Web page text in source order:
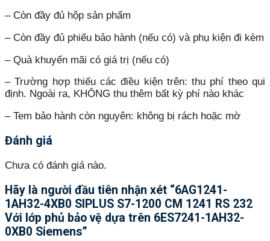
– Còn đầy đủ hộp sản phẩm
– Còn đầy đủ phiếu bảo hành (nếu có) và phụ kiện đi kèm
– Quà khuyến mãi có giá trị (nếu có)
– Trường hợp thiếu các điều kiện trên: thu phí theo qui
định. Ngoài ra, KHÔNG thu thêm bất kỳ phí nào khác
– Tem bảo hành còn nguyên: không bị rách hoặc mờ
Đánh giá
Chưa có đánh giá nào.
Hãy là người đầu tiên nhận xét “6AG1241-
1AH32-4XB0 SIPLUS S7-1200 CM 1241 RS 232
Với lớp phủ bảo vệ dựa trên 6ES7241-1AH32-
0XB0 Siemens”